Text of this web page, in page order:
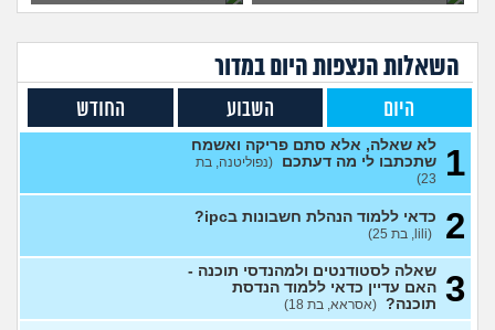
האם קיבלתי מספיק בבר אילן
כיתה ח)
(כפיר, בן 14)
1
לימודי גיאוגרפיה? (אנונימית, בת
19)
2
עצות
מתלבט על כיון לימודים (יואב, בן
3
לרפואה (מירי, בת 23) עצות
יש לי 11 שנות לימוד איך אני
אני מרגישה שאני לא מתקדמת
לשום מקום
(ללללל, בת 24)
השאלות הנצפות היוםבמדור
היום השבוע החודש
1
לא שאלה, אלא סתם פריקה ואשמח
שתכתבו לי מה דעתכם (נפוליטנה, בת
23)
2 כדאי ללמוד הנהלת חשבונות בipc?
(lili, בת 25)
3 שאלה לסטודנטים ולמהנדסי תוכנה -
האם עדיין כדאי ללמוד הנדסת
תוכנה? (אסראא, בת 18)